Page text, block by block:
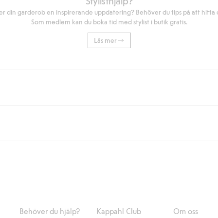
din garderob en inspirerande uppdatering? Behöver du tips på att hitta
Som medlem kan du boka tid med stylist i butik gratis.
Läs mer
du handlar för över 500kr med leverans till ombud eller paketbox
Behöver du hjälp? Kappahl Club Om oss